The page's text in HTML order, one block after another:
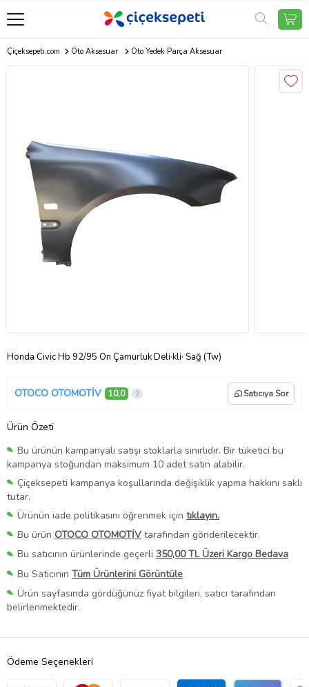
Çiçeksepeti.com Oto Aksesuar Oto Yedek Parça Aksesuar
Honda Civic Hb 92/95 Ön Çamurluk Deli·kli· Sağ (Tw)
OTOCO OTOMOTİV 10,0 Satıcıya Sor
Ürün Özeti
Bu ürünün kampanyalı satışı stoklarla sınırlıdır. Bir tüketici bu
kampanya stoğundan maksimum 10 adet satın alabilir.
Çiçeksepeti kampanya koşullarında değişiklik yapma hakkını saklı
tutar.
Ürünün iade politikasını öğrenmek için tıklayın.
Bu ürün OTOCO OTOMOTİV tarafından gönderilecektir.
Bu satıcının ürünlerinde geçerli 350,00 TL Üzeri Kargo Bedava
Bu Satıcının Tüm Ürünlerini Görüntüle
Ürün sayfasında gördüğünüz fiyat bilgileri, satıcı tarafından
belirlenmektedir.
Ödeme Seçenekleri